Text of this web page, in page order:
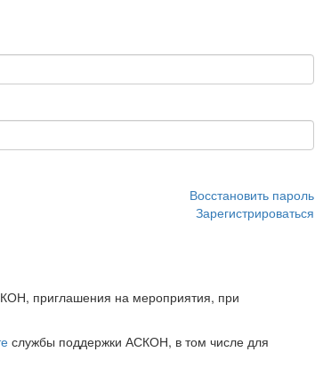
Восстановить пароль
Зарегистрироваться
приглашения на мероприятия, при
службы поддержки АСКОН, в том числе для